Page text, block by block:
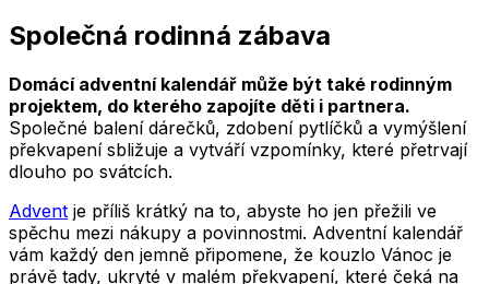
Společná rodinná zábava
Domácí adventní kalendář může být také rodinným
projektem, do kterého zapojíte děti i partnera.
Společné balení dárečků, zdobení pytlíčků a vymýšlení
překvapení sbližuje a vytváří vzpomínky, které přetrvají
dlouho po svátcích.
Advent je příliš krátký na to, abyste ho jen přežili ve
spěchu mezi nákupy a povinnostmi. Adventní kalendář
vám každý den jemně připomene, že kouzlo Vánoc je
právě tady, ukryté v malém překvapení, které čeká na